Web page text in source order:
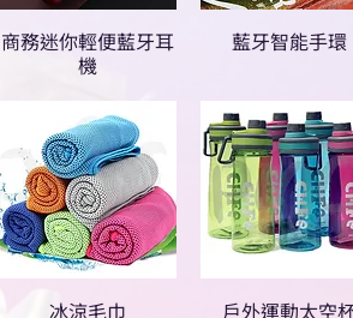
商務迷你輕便藍牙耳
機
藍牙智能手環
冰涼毛巾 戶外運動太空